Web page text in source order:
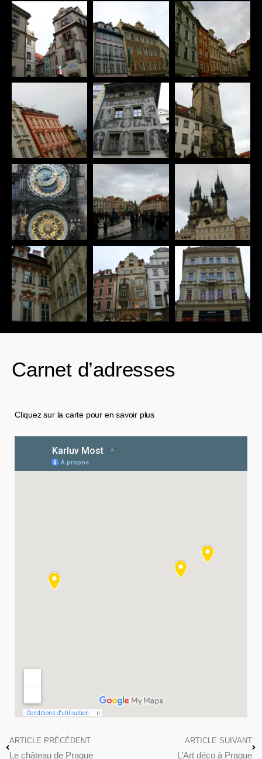
Carnet d’adresses
Cliquez sur la carte pour en savoir plus
ARTICLE PRÉCÉDENT
Le château de Prague
ARTICLE SUIVANT
L’Art déco à Prague